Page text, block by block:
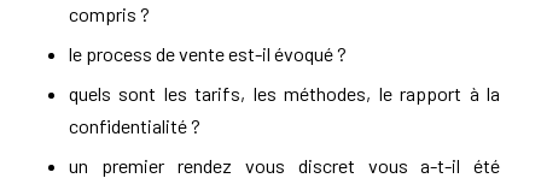
compris ?
le process de vente est-il évoqué ?
quels sont les tarifs, les méthodes, le rapport à la
confidentialité ?
un premier rendez vous discret vous a-t-il été